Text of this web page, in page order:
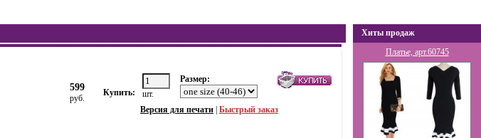
599
руб.
Купить: шт.
Размер:
Версия для печати Быстрый заказ
Хиты продаж
Платье, арт.60745